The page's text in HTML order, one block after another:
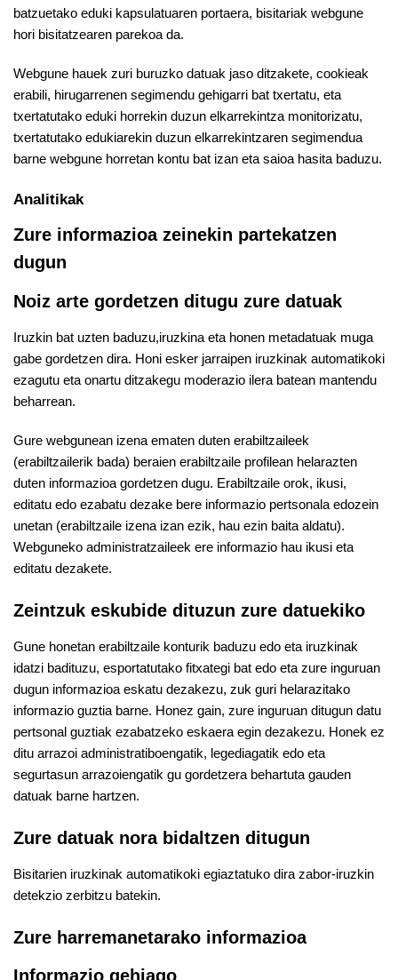
batzuetako eduki kapsulatuaren portaera, bisitariak webgune
hori bisitatzearen parekoa da.
Webgune hauek zuri buruzko datuak jaso ditzakete, cookieak
erabili, hirugarrenen segimendu gehigarri bat txertatu, eta
txertatutako eduki horrekin duzun elkarrekintza monitorizatu,
txertatutako edukiarekin duzun elkarrekintzaren segimendua
barne webgune horretan kontu bat izan eta saioa hasita baduzu.
Analitikak
Zure informazioa zeinekin partekatzen
dugun
Noiz arte gordetzen ditugu zure datuak
Iruzkin bat uzten baduzu,iruzkina eta honen metadatuak muga
gabe gordetzen dira. Honi esker jarraipen iruzkinak automatikoki
ezagutu eta onartu ditzakegu moderazio ilera batean mantendu
beharrean.
Gure webgunean izena ematen duten erabiltzaileek
(erabiltzailerik bada) beraien erabiltzaile profilean helarazten
duten informazioa gordetzen dugu. Erabiltzaile orok, ikusi,
editatu edo ezabatu dezake bere informazio pertsonala edozein
unetan (erabiltzaile izena izan ezik, hau ezin baita aldatu).
Webguneko administratzaileek ere informazio hau ikusi eta
editatu dezakete.
Zeintzuk eskubide dituzun zure datuekiko
Gune honetan erabiltzaile konturik baduzu edo eta iruzkinak
idatzi badituzu, esportatutako fitxategi bat edo eta zure inguruan
dugun informazioa eskatu dezakezu, zuk guri helarazitako
informazio guztia barne. Honez gain, zure inguruan ditugun datu
pertsonal guztiak ezabatzeko eskaera egin dezakezu. Honek ez
ditu arrazoi administratiboengatik, legediagatik edo eta
segurtasun arrazoiengatik gu gordetzera behartuta gauden
datuak barne hartzen.
Zure datuak nora bidaltzen ditugun
Bisitarien iruzkinak automatikoki egiaztatuko dira zabor-iruzkin
detekzio zerbitzu batekin.
Zure harremanetarako informazioa
Informazio gehiago